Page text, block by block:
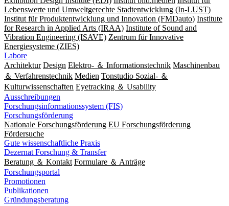
Lebenswerte und Umweltgerechte Stadtentwicklung (In-LUST)
Institut für Produktentwicklung und Innovation (FMDauto) Institute
for Research in Applied Arts (IRAA) Institute of Sound and
Vibration Engineering (ISAVE) Zentrum für Innovative
Energiesysteme (ZIES)
Labore
Architektur Design Elektro- ＆ Informationstechnik Maschinenbau
＆ Verfahrenstechnik Medien Tonstudio Sozial- ＆
Kulturwissenschaften Eyetracking ＆ Usability
Ausschreibungen
Forschungsinformationssystem (FIS)
Forschungsförderung
Nationale Forschungsförderung EU Forschungsförderung
Fördersuche
Gute wissenschaftliche Praxis
Dezernat Forschung & Transfer
Beratung ＆ Kontakt Formulare ＆ Anträge
Forschungsportal
Promotionen
Publikationen
Gründungsberatung